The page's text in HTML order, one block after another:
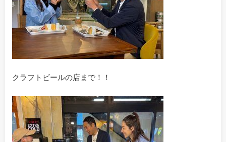
クラフトビールの店まで！！